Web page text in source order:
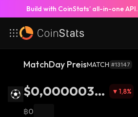
Build with CoinStats’ all-in-one API.
MatchDay PreisMATCH #13147
$0,00000374
1
1,8%
฿0